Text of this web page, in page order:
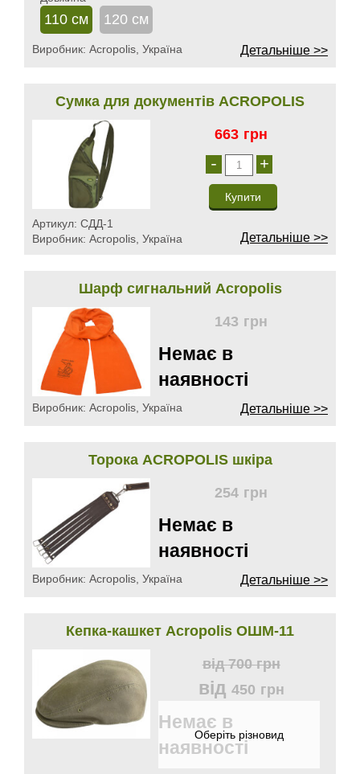
110 см 120 см
Виробник: Acropolis, Україна Детальніше >>
Сумка для документів ACROPOLIS
663 грн
- +
Артикул: СДД-1
Виробник: Acropolis, Україна Детальніше >>
Шарф сигнальний Acropolis
143 грн
Немає в
наявності
Виробник: Acropolis, Україна Детальніше >>
Торока ACROPOLIS шкіра
254 грн
Немає в
наявності
Виробник: Acropolis, Україна Детальніше >>
Кепка-кашкет Acropolis ОШМ-11
від700 грн
від 450 грн
Немає в
наявності